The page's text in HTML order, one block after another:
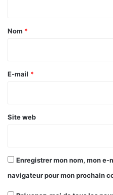
a
e
Nom *
E-mail *
Site web
Enregistrer mon nom, mon e-
navigateur pour mon prochain